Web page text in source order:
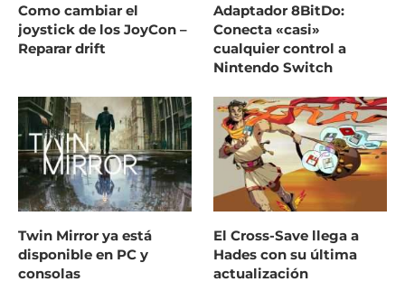
Como cambiar el
joystick de los JoyCon –
Reparar drift
Adaptador 8BitDo:
Conecta «casi»
cualquier control a
Nintendo Switch
Twin Mirror ya está
disponible en PC y
consolas
El Cross-Save llega a
Hades con su última
actualización